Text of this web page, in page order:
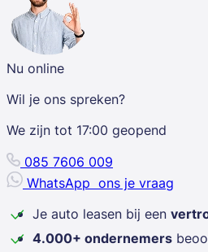
Nu online
Wil je ons spreken?
We zijn tot 17:00 geopend
085 7606 009
WhatsApp ons je vraag
Je auto leasen bij een
4.000+ ondernemers